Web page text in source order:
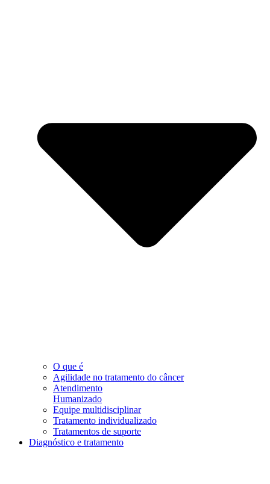
O que é
Agilidade no tratamento do câncer
Atendimento
Humanizado
Equipe multidisciplinar
Tratamento individualizado
Tratamentos de suporte
Diagnóstico e tratamento